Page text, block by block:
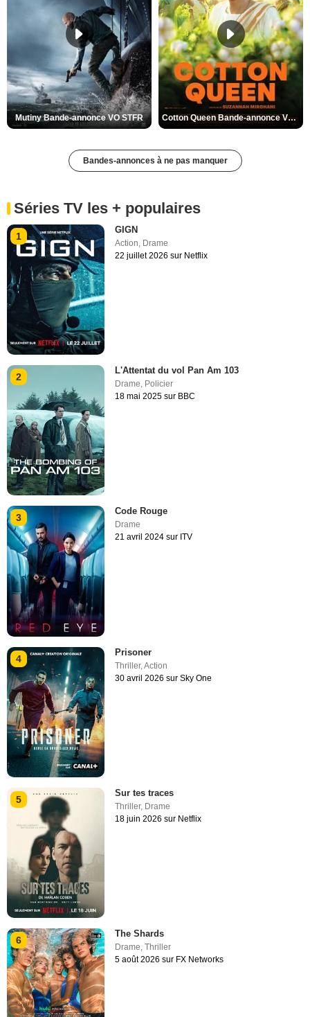
Mutiny Bande-annonce VO STFR Cotton Queen Bande-annonce VO STFR
Bandes-annonces à ne pas manquer
Séries TV les + populaires
1
GIGN
Action Drame
22 juillet 2026 sur Netflix
2
L'Attentat du vol Pan Am 103
Drame, Policier
18 mai 2025 sur BBC
3
Code Rouge
Drame
21 avril 2024 sur ITV
4
Prisoner
Thriller,Action
30 avril 2026 sur Sky One
5
Sur tes traces
Thriller, Drame
18 juin 2026 sur Netflix
6
The Shards
Drame,Thriller
5 août 2026 sur FX Networks